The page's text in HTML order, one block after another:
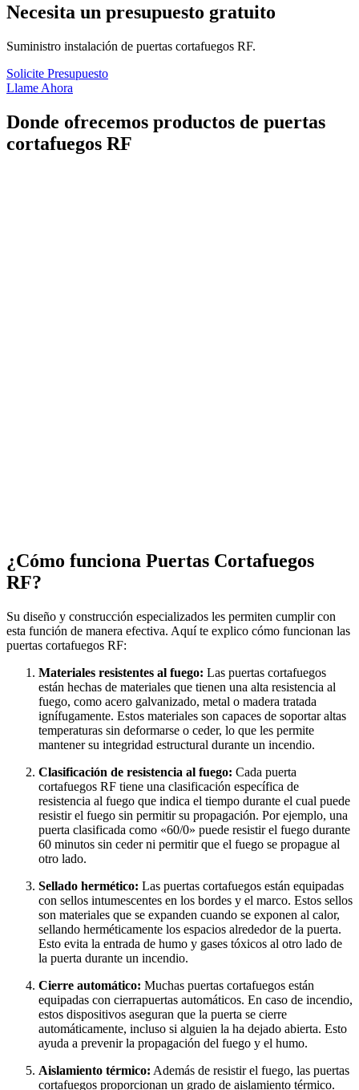
Necesita un presupuesto gratuito
Suministro instalación de puertas cortafuegos RF.
Solicite Presupuesto
Llame Ahora
Donde ofrecemos productos de puertas
cortafuegos RF
¿Cómo funciona Puertas Cortafuegos
RF?
Su diseño y construcción especializados les permiten cumplir con
esta función de manera efectiva. Aquí te explico cómo funcionan las
puertas cortafuegos RF:
Materiales resistentes al fuego: Las puertas cortafuegos
están hechas de materiales que tienen una alta resistencia al
fuego, como acero galvanizado, metal o madera tratada
ignífugamente. Estos materiales son capaces de soportar altas
temperaturas sin deformarse o ceder, lo que les permite
mantener su integridad estructural durante un incendio.
Clasificación de resistencia al fuego: Cada puerta
cortafuegos RF tiene una clasificación específica de
resistencia al fuego que indica el tiempo durante el cual puede
resistir el fuego sin permitir su propagación. Por ejemplo, una
puerta clasificada como «60/0» puede resistir el fuego durante
60 minutos sin ceder ni permitir que el fuego se propague al
otro lado.
Sellado hermético: Las puertas cortafuegos están equipadas
con sellos intumescentes en los bordes y el marco. Estos sellos
son materiales que se expanden cuando se exponen al calor,
sellando herméticamente los espacios alrededor de la puerta.
Esto evita la entrada de humo y gases tóxicos al otro lado de
la puerta durante un incendio.
Cierre automático: Muchas puertas cortafuegos están
equipadas con cierrapuertas automáticos. En caso de incendio,
estos dispositivos aseguran que la puerta se cierre
automáticamente, incluso si alguien la ha dejado abierta. Esto
ayuda a prevenir la propagación del fuego y el humo.
Aislamiento térmico: Además de resistir el fuego, las puertas
cortafuegos proporcionan un grado de aislamiento térmico.